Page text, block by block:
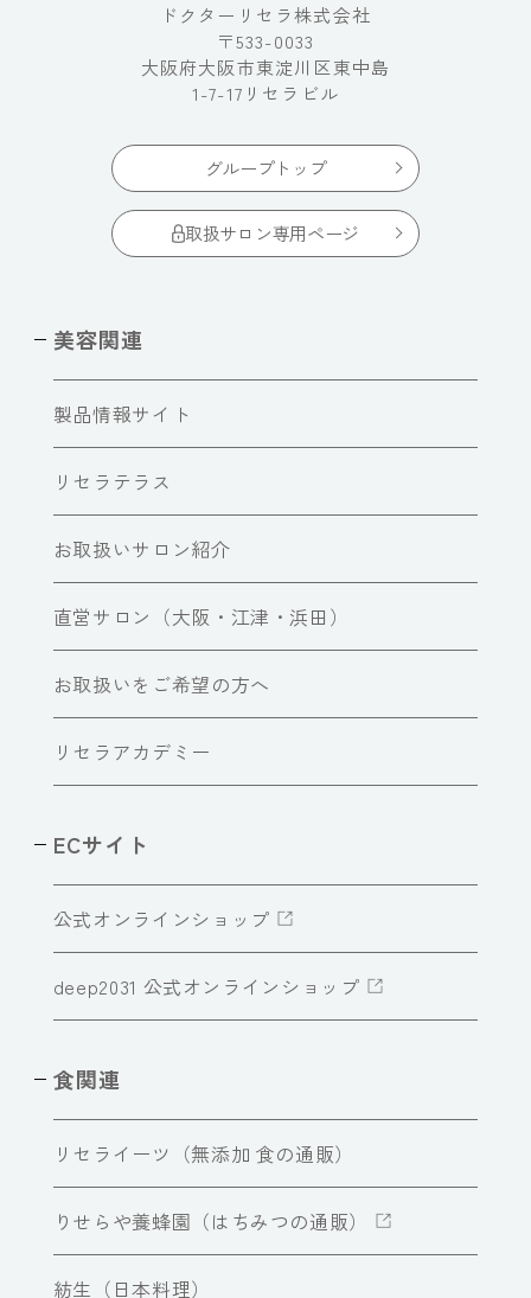
ドクターリセラ株式会社
〒533-0033
大阪府大阪市東淀川区東中島
1-7-17リセラビル
グループトップ
取扱サロン専用ページ
美容関連
製品情報サイト
リセラテラス
お取扱いサロン紹介
直営サロン（大阪・江津・浜田）
お取扱いをご希望の方へ
リセラアカデミー
ECサイト
公式オンラインショップ
deep2031 公式オンラインショップ
食関連
リセライーツ（無添加 食の通販）
りせらや養蜂園（はちみつの通販）
紡生（日本料理）